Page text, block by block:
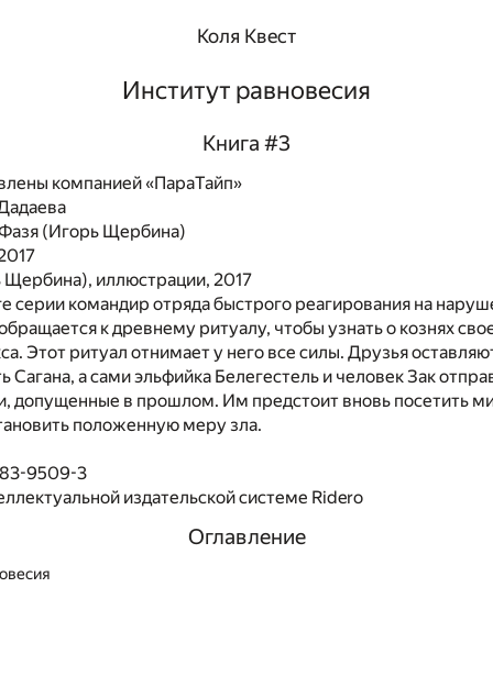
Коля Квест
Институт равновесия
Книга #3
компанией «ПараТайп»
(Игорь Щербина)
иллюстрации, 2017
серии командир отряда быстрого реагирования на
к древнему ритуалу, чтобы узнать о кознях
Этот ритуал отнимает у него все силы. Друзья
Сагана, а сами эльфийка Белегестель и человек Зак
допущенные в прошлом. Им предстоит вновь посетить
положенную меру зла.
9509-3
издательской системе Ridero
Оглавление